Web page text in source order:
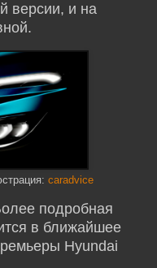
версии, и на
caradvice
подробная
в ближайшее
Hyundai